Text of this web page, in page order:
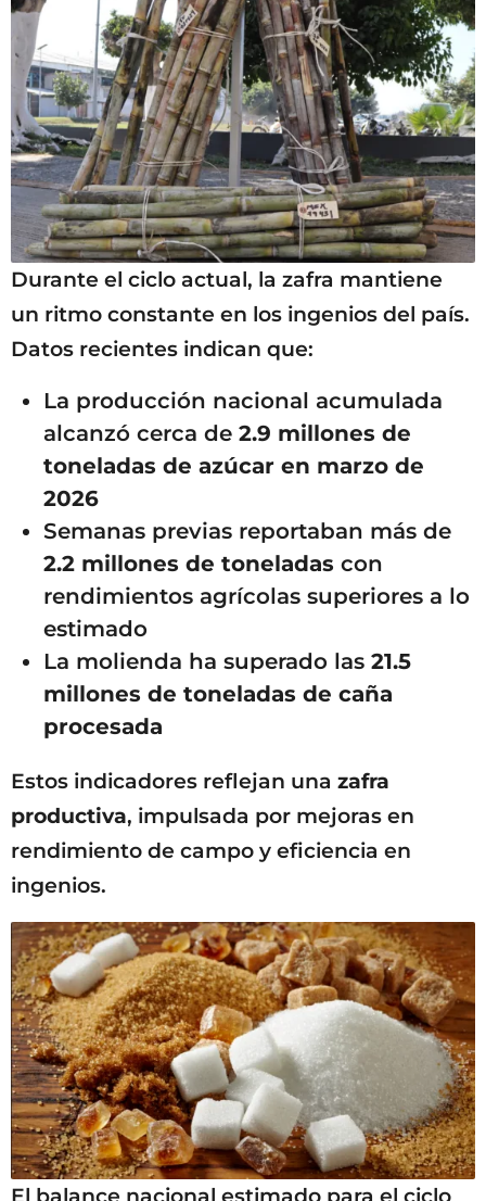
Durante el ciclo actual, la zafra mantiene
un ritmo constante en los ingenios del país.
Datos recientes indican que:
La producción nacional acumulada
alcanzó cerca de 2.9 millones de
toneladas de azúcar en marzo de
2026
Semanas previas reportaban más de
2.2 millones de toneladas con
rendimientos agrícolas superiores a lo
estimado
La molienda ha superado las 21.5
millones de toneladas de caña
procesada
Estos indicadores reflejan una zafra
productiva, impulsada por mejoras en
rendimiento de campo y eficiencia en
ingenios.
El balance nacional estimado para el ciclo